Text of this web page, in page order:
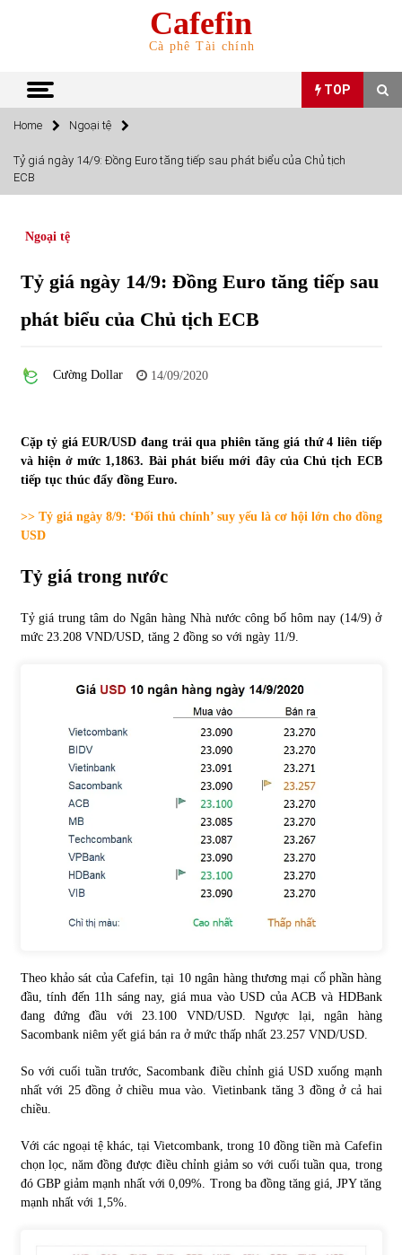
Cafefin
Cà phê Tài chính
TOP
TOP
Top 10 mặt hàng Việt Nam nhập khẩu nhiều nhất tháng
5/2022
5/2022
Tự doanh ngày 3.6.2022: CTCK mua ròng 28,7 tỷ đồng
06/06/2022
Top 10 tỷ phú giàu nhất thế giới – Bảng xếp hạng 2022
31/05/2022
31/05/2022
S&P Ratings cập nhật xếp hạng tín nhiệm của
31/05/2022
Chứng khoán ngày 30/5/2022: Top 10 cổ phiếu nổi bật
31/05/2022
Phân tích giá tiền điện tử sau ngày thị trường lập kỷ lục
Chứng khoán ngày 12/10/2021: Top 10 cổ phiếu nổi bật
13/10/2021
Top 10 xe bán chạy nhất tháng 9/2021
Home Ngoại tệ
Tỷ giá ngày 14/9: Đồng Euro tăng tiếp sau phát biểu của Chủ tịch
ECB
Ngoại tệ
Tỷ giá ngày 14/9: Đồng Euro tăng tiếp sau
phát biểu của Chủ tịch ECB
Cường Dollar 14/09/2020
Cặp tỷ giá EUR/USD đang trải qua phiên tăng giá thứ 4 liên tiếp
và hiện ở mức 1,1863. Bài phát biểu mới đây của Chủ tịch ECB
tiếp tục thúc đẩy đồng Euro.
>> Tỷ giá ngày 8/9: ‘Đối thủ chính’ suy yếu là cơ hội lớn cho đồng
USD
Tỷ giá trong nước
Tỷ giá trung tâm do Ngân hàng Nhà nước công bố hôm nay (14/9) ở
mức 23.208 VND/USD, tăng 2 đồng so với ngày 11/9.
Theo khảo sát của Cafefin, tại 10 ngân hàng thương mại cổ phần hàng
đầu, tính đến 11h sáng nay, giá mua vào USD của ACB và HDBank
đang đứng đầu với 23.100 VND/USD. Ngược lại, ngân hàng
Sacombank niêm yết giá bán ra ở mức thấp nhất 23.257 VND/USD.
So với cuối tuần trước, Sacombank điều chỉnh giá USD xuống mạnh
nhất với 25 đồng ở chiều mua vào. Vietinbank tăng 3 đồng ở cả hai
chiều.
Với các ngoại tệ khác, tại Vietcombank, trong 10 đồng tiền mà Cafefin
chọn lọc, năm đồng được điều chỉnh giảm so với cuối tuần qua, trong
đó GBP giảm mạnh nhất với 0,09%. Trong ba đồng tăng giá, JPY tăng
mạnh nhất với 1,5%.